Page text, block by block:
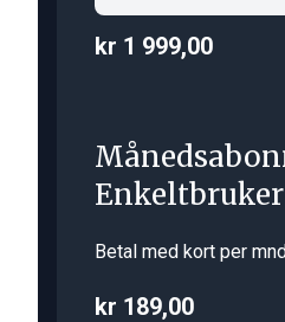
kr 1 999,00
Enkeltbruker
Betal med kort per
kr 189,00